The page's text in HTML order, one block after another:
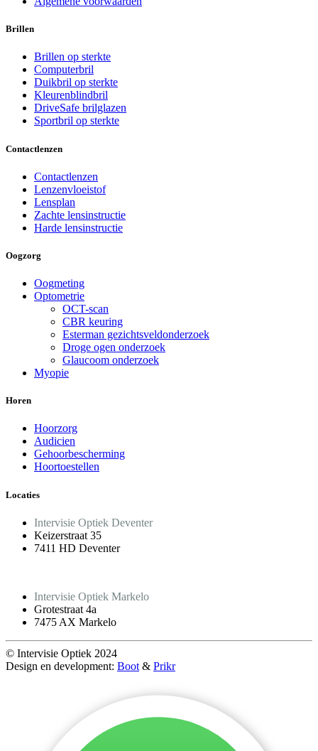
Brillen
Brillen op sterkte
Computerbril
Duikbril op sterkte
Kleurenblindbril
DriveSafe brilglazen
Sportbril op sterkte
Contactlenzen
Contactlenzen
Lenzenvloeistof
Lensplan
Zachte lensinstructie
Harde lensinstructie
Oogzorg
Oogmeting
Optometrie
OCT-scan
CBR keuring
Esterman gezichtsveldonderzoek
Droge ogen onderzoek
Glaucoom onderzoek
Myopie
Horen
Hoorzorg
Audicien
Gehoorbescherming
Hoortoestellen
Locaties
Intervisie Optiek Deventer
Keizerstraat 35
7411 HD Deventer
Intervisie Optiek Markelo
Grotestraat 4a
7475 AX Markelo
© Intervisie Optiek 2024
Design en development: Boot & Prikr